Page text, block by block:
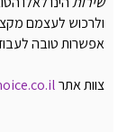
ולרכוש לעצמם
אפשרות טובה
צוות אתר